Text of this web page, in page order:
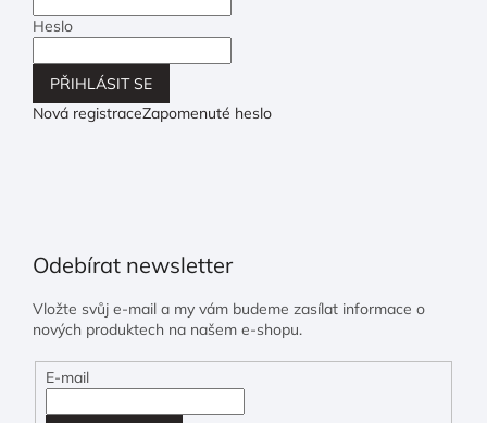
Heslo
PŘIHLÁSIT SE
Nová registraceZapomenuté heslo
Odebírat newsletter
Vložte svůj e-mail a my vám budeme zasílat informace o
nových produktech na našem e-shopu.
E-mail